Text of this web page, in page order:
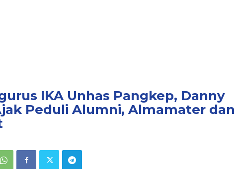
IKA Unhas Pangkep, Danny
Peduli Alumni, Almamater dan